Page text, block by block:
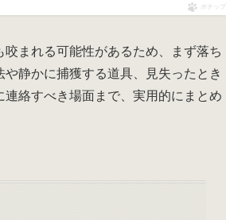
ポチップ
まれる可能性があるため、まず落ち
静かに捕獲する道具、見失ったとき
絡すべき場面まで、実用的にまとめ